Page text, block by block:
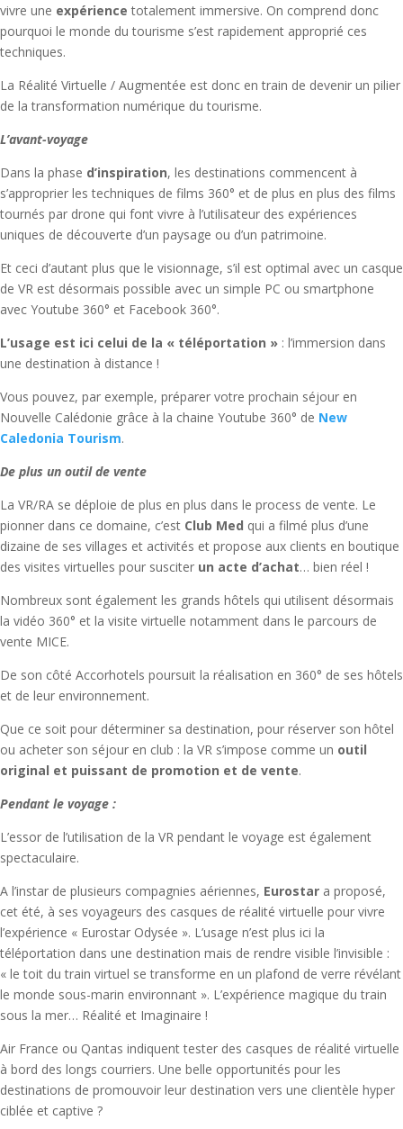
vivre une expérience totalement immersive. On comprend donc
pourquoi le monde du tourisme s’est rapidement approprié ces
techniques.
La Réalité Virtuelle / Augmentée est donc en train de devenir un pilier
de la transformation numérique du tourisme.
L’avant-voyage
Dans la phase d’inspiration, les destinations commencent à
s’approprier les techniques de films 360° et de plus en plus des films
tournés par drone qui font vivre à l’utilisateur des expériences
uniques de découverte d’un paysage ou d’un patrimoine.
Et ceci d’autant plus que le visionnage, s’il est optimal avec un casque
de VR est désormais possible avec un simple PC ou smartphone
avec Youtube 360° et Facebook 360°.
L’usage est ici celui de la « téléportation » : l’immersion dans
une destination à distance !
Vous pouvez, par exemple, préparer votre prochain séjour en
Nouvelle Calédonie grâce à la chaine Youtube 360° de New
Caledonia Tourism.
De plus un outil de vente
La VR/RA se déploie de plus en plus dans le process de vente. Le
pionner dans ce domaine, c’est Club Med qui a filmé plus d’une
dizaine de ses villages et activités et propose aux clients en boutique
des visites virtuelles pour susciter un acte d’achat… bien réel !
Nombreux sont également les grands hôtels qui utilisent désormais
la vidéo 360° et la visite virtuelle notamment dans le parcours de
vente MICE.
De son côté Accorhotels poursuit la réalisation en 360° de ses hôtels
et de leur environnement.
Que ce soit pour déterminer sa destination, pour réserver son hôtel
ou acheter son séjour en club : la VR s’impose comme un outil
original et puissant de promotion et de vente.
Pendant le voyage :
L’essor de l’utilisation de la VR pendant le voyage est également
spectaculaire.
A l’instar de plusieurs compagnies aériennes, Eurostar a proposé,
cet été, à ses voyageurs des casques de réalité virtuelle pour vivre
l’expérience « Eurostar Odysée ». L’usage n’est plus ici la
téléportation dans une destination mais de rendre visible l’invisible :
« le toit du train virtuel se transforme en un plafond de verre révélant
le monde sous-marin environnant ». L’expérience magique du train
sous la mer… Réalité et Imaginaire !
Air France ou Qantas indiquent tester des casques de réalité virtuelle
à bord des longs courriers. Une belle opportunités pour les
destinations de promouvoir leur destination vers une clientèle hyper
ciblée et captive ?